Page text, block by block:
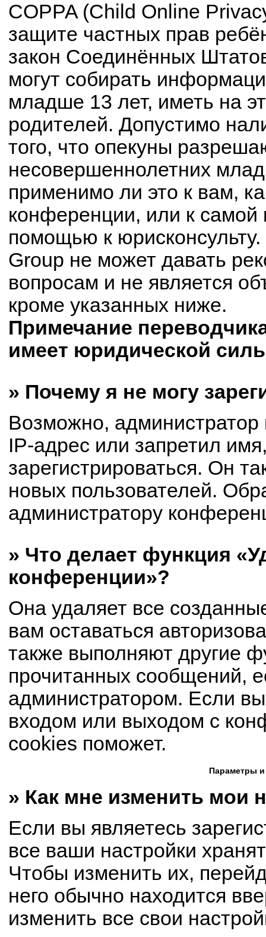
COPPA (Child Online
защите частных прав
закон Соединённых
могут собирать
младше 13 лет, иметь на
родителей. Допустимо
того, что опекуны
несовершеннолетних
применимо ли это к вам,
конференции, или к самой
помощью к
Group не может давать
вопросам и не является
кроме указанных ниже.
Примечание
имеет юридической
» Почему я не могу
Возможно,
IP-адрес или запретил
зарегистрироваться. Он
новых пользователей.
администратору
» Что делает функция
конференции»?
Она удаляет все
вам оставаться
также выполняют другие
прочитанных сообщений,
администратором. Если
входом или выходом с
cookies поможет.
Параметры и
» Как мне изменить мои
Если вы являетесь
все ваши настройки
Чтобы изменить их,
него обычно находится
изменить все свои